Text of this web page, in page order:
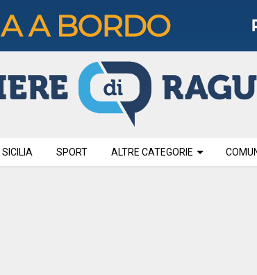
SICILIA SPORT ALTRE CATEGORIE